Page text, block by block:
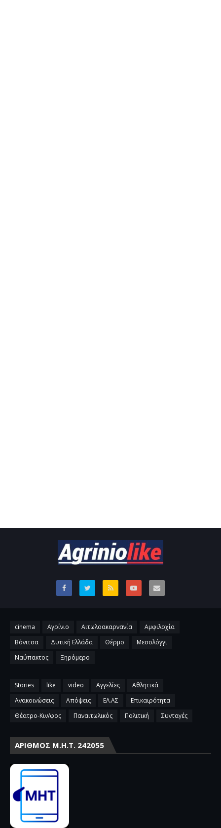
cinema Αγρίνιο Αιτωλοακαρνανία
Αμφιλοχία
Βόνιτσα
Δυτική Ελλάδα Θέρμο
Μεσολόγγι
Ναύπακτος
Ξηρόμερο
Stories like video Αγγελίες
Αθλητικά
Ανακοινώσεις
Απόψεις ΕΛ.ΑΣ
Επικαιρότητα
Θέατρο-Κιν/φος
Παναιτωλικός Πολιτική Συνταγές
ΑΡΙΘΜΌΣ Μ.Η.Τ. 242055